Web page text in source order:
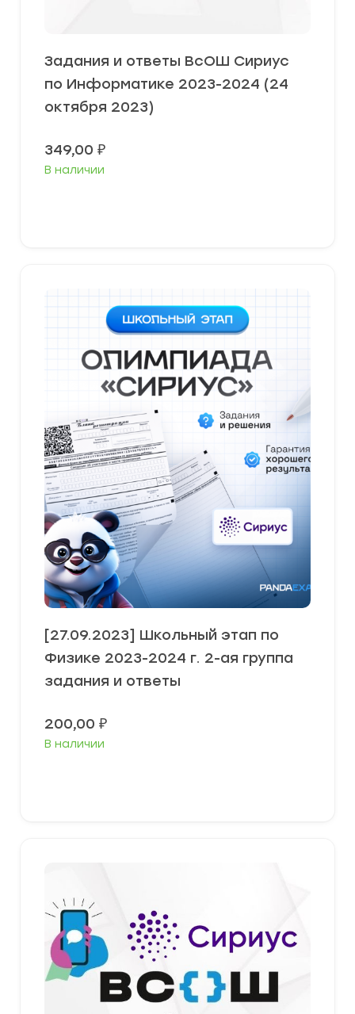
Задания и ответы ВсОШ Сириус
по Информатике 2023-2024 (24
октября 2023)
349,00 ₽
В наличии
[27.09.2023] Школьный этап по
Физике 2023-2024 г. 2-ая группа
задания и ответы
200,00 ₽
В наличии